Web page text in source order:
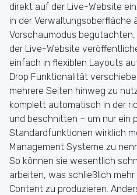
direkt auf der Live-Website
in der Verwaltungsoberfläche
Vorschaumodus
der Live-Website
einfach in flexiblen Layouts
Drop Funktionalität
mehrere Seiten hinweg zu
komplett automatisch in der
und beschnitten – um nur ein
Standardfunktionen wirklich
Management Systeme zu
So können sie wesentlich
arbeiten, was schließlich
Content zu produzieren.